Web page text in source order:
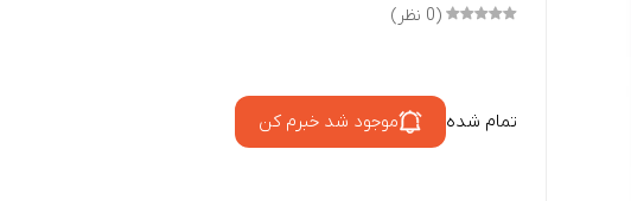
(0 نظر)
تمام شده موجود شد خبرم کن